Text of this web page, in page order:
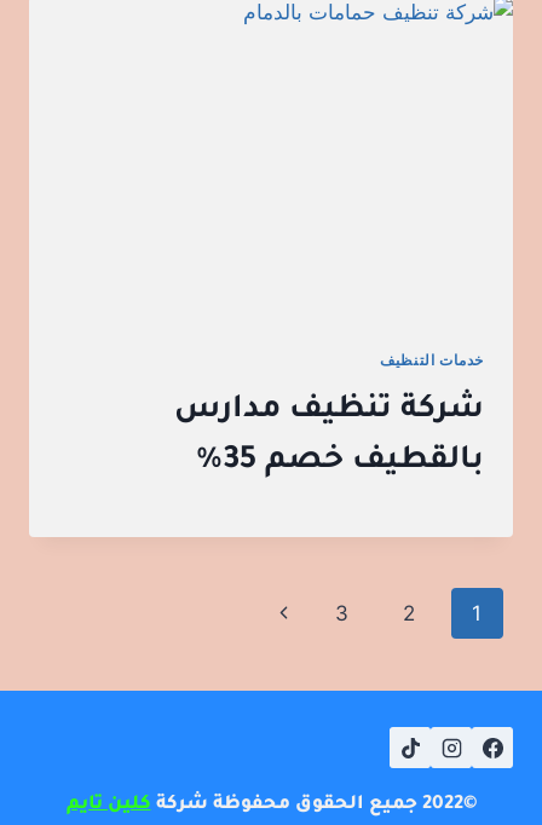
خدمات التنظيف
شركة تنظيف مدارس
بالقطيف خصم 35%
تنقل
1
2
3
الصفحة
©2022 جميع الحقوق محفوظة شركة كلين تايم